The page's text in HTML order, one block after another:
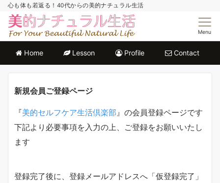
心も体も若返る！40代からの美的ナチュラル生活
Menu
Home Lesson Profile Contact
新規会員ご登録ページ
『美的セルフケア生活倶楽部』の会員登録ページです
下記より必要事項を入力の上、ご登録をお願いいたし
ます
登録完了後に、登録メールアドレスへ「仮登録完了」